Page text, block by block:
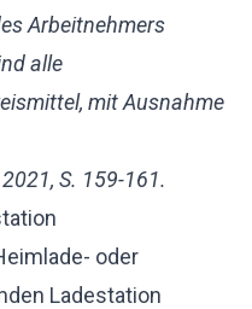
Arbeitnehmers
alle
mit Ausnahme
S. 159-161.
oder
Ladestation